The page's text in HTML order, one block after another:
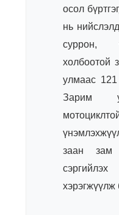
осол
нь
суррон,
холбоотой
улмаас 121
Зарим
заан зам
хэрэгжүүлж